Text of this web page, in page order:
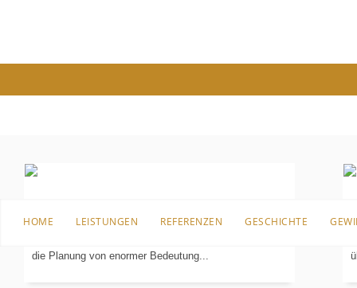
HOME LEISTUNGEN REFERENZEN GESCHICHTE
die Planung von enormer Bedeutung...